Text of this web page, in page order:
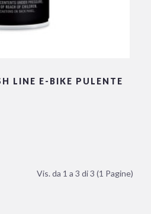
LINE E-BIKE PULENTE
Vis. da 1 a 3 di 3 (1 Pagine)